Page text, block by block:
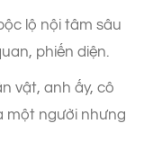
lộ nội tâm sâu
phiến diện.
vật, anh ấy, cô
một người nhưng